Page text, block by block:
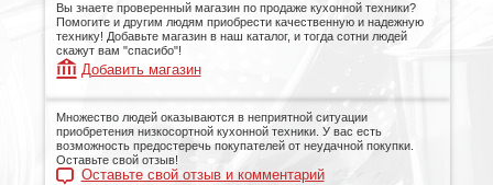
Вы знаете проверенный магазин по продаже кухонной техники?
Помогите и другим людям приобрести качественную и надежную
технику! Добавьте магазин в наш каталог, и тогда сотни людей
скажут вам "спасибо"!
Добавить магазин
Множество людей оказываются в неприятной ситуации
приобретения низкосортной кухонной техники. У вас есть
возможность предостеречь покупателей от неудачной покупки.
Оставьте свой отзыв!
Оставьте свой отзыв и комментарий